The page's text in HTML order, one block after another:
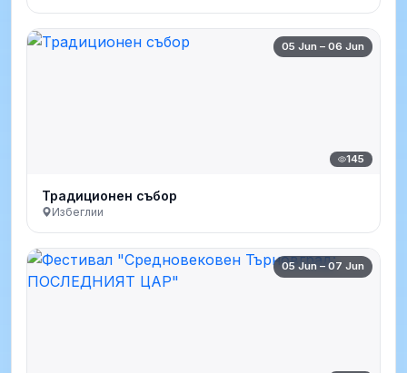
05 Jun – 06 Jun
145
Традиционен събор
Избеглии
05 Jun – 07 Jun